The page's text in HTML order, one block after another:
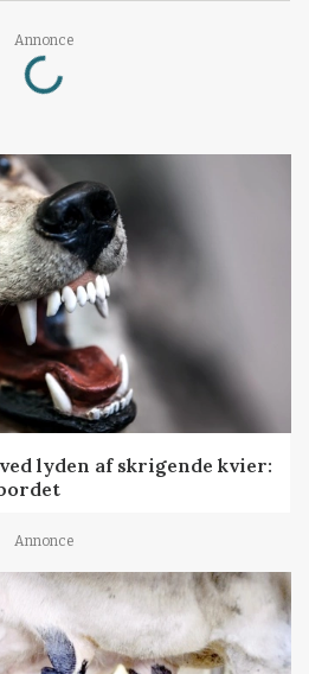
Annonce
Loading...
lyden af skrigende kvier:
Annonce